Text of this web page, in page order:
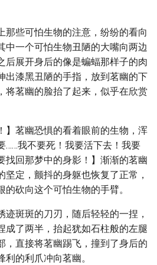
那些可怕生物的注意，纷纷的看向
中一个可怕生物丑陋的大嘴向两边
后展开身后的像是蝙蝠那样子的肉
出漆黑丑陋的手指，放到茗幽的下
将茗幽的脸抬了起来，似乎在欣赏
】茗幽恐惧的看着眼前的生物，浑
……我不要死！我要活下去！我要
找回那梦中的身影！】渐渐的茗幽
定，颤抖的身躯也恢复了正常，
砍向这个可怕生物的手臂。
斑斑的刀刃，随后轻轻的一捏，
成了两半，抬起犹如石柱般的左腿
，直接将茗幽踢飞，撞到了身后的
的利爪冲向茗幽。